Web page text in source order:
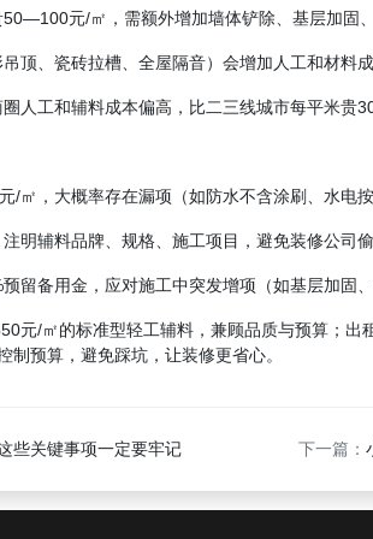
元/㎡，需额外增加墙体铲除、基层加固
顶、瓷砖拉槽、全屋隔音）会增加人工和材料
人工和辅料成本偏高，比二三线城市每平米贵
/㎡，大概率存在漏项（如防水不含涂刷、水电按
明辅料品牌、规格、施工项目，避免装修公司偷
留备用金，应对施工中突发增项（如基层加固、
元/㎡的标准型轻工辅料，兼顾品质与预算；出
预算，避免踩坑，让装修更省心。
些关键事项一定要牢记 下一篇：